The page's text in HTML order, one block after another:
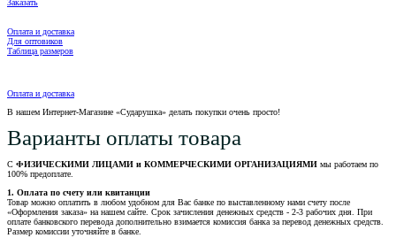
Заказать
Оплата и доставка
Для оптовиков
Таблица размеров
Оплата и доставка
В нашем Интернет-Магазине «Сударушка» делать покупки очень просто!
Варианты оплаты товара
С ФИЗИЧЕСКИМИ ЛИЦАМИ и КОММЕРЧЕСКИМИ ОРГАНИЗАЦИЯМИ мы работаем по
100% предоплате.
1. Оплата по счету или квитанции
Товар можно оплатить в любом удобном для Вас банке по выставленному нами счету после
«Оформления заказа» на нашем сайте. Срок зачисления денежных средств - 2-3 рабочих дня. При
оплате банковского перевода дополнительно взимается комиссия банка за перевод денежных средств.
Размер комиссии уточняйте в банке.